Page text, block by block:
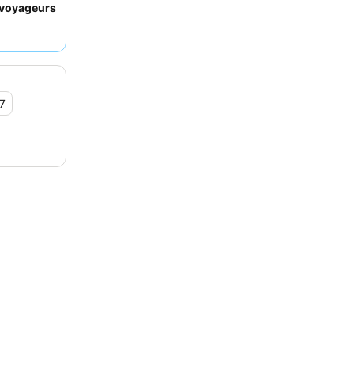
visite,
ville en